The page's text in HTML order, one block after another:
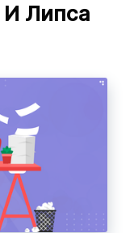
И Липса